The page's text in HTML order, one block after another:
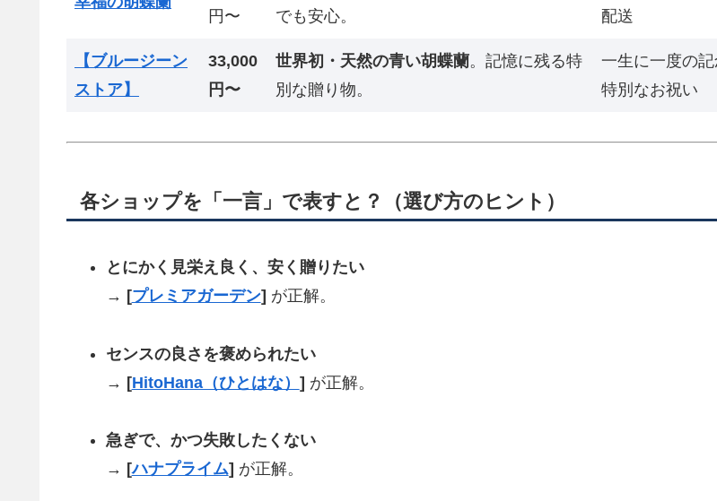
円〜
でも安心。
配送
【ブルージーン
ストア】
33,000
円〜
世界初・天然の青い胡蝶蘭。記憶に残る特
別な贈り物。
一生に一度の記
特別なお祝い
各ショップを「一言」で表すと？（選び方のヒント）
とにかく見栄え良く、安く贈りたい
→ [プレミアガーデン] が正解。
センスの良さを褒められたい
→ [HitoHana（ひとはな） ] が正解。
急ぎで、かつ失敗したくない
→ [ハナプライム] が正解。